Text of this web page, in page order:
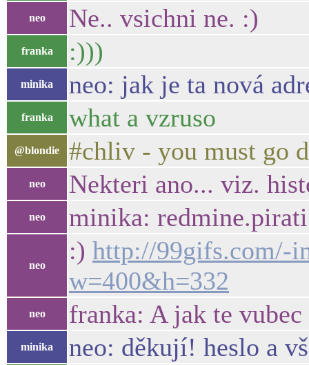
neo Ne.. vsichni ne. :)
franka :)))
minika neo: jak je ta nová
franka what a vzruso
@blondie #chliv - you must go
neo Nekteri ano... viz.
neo minika:
neo
:) http://99gifs.com/-
w=400&h=332
neo franka: A jak te
minika neo: děkují! heslo a